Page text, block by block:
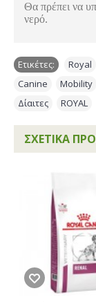
Θα πρέπει να
νερό.
Ετικέτες: Royal
Canine
Mobility
Δίαιτες
ROYAL
ΣΧΕΤΙΚΆ